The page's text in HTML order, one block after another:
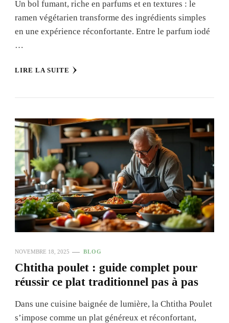
Un bol fumant, riche en parfums et en textures : le
ramen végétarien transforme des ingrédients simples
en une expérience réconfortante. Entre le parfum iodé
…
LIRE LA SUITE
NOVEMBRE 18, 2025 BLOG
Chtitha poulet : guide complet pour
réussir ce plat traditionnel pas à pas
Dans une cuisine baignée de lumière, la Chtitha Poulet
s’impose comme un plat généreux et réconfortant,